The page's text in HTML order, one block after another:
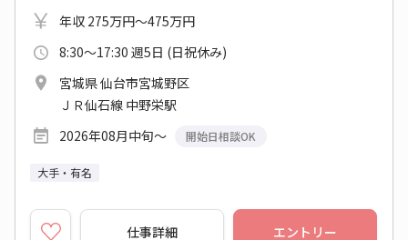
年収 275万円～475万円
8:30～17:30 週5日 (日祝休み)
宮城県 仙台市宮城野区
ＪＲ仙石線 中野栄駅
2026年08月中旬～
開始日相談OK
大手・有名
仕事詳細 エントリー